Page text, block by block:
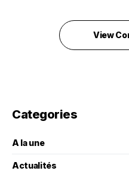
View
Categories
A la une
Actualités